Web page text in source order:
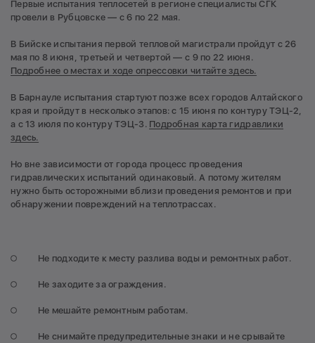
Первые испытания теплосетей в регионе специалисты СГК
провели в Рубцовске — с 6 по 22 мая.
В Бийске испытания первой тепловой магистрали пройдут с 26
мая по 8 июня, третьей и четвертой — с 9 по 22 июня.
Подробнее о местах и ходе опрессовки читайте здесь.
В Барнауле испытания стартуют позже всех городов Алтайского
края и пройдут в несколько этапов: с 15 июня по контуру ТЭЦ-2,
а с 13 июля по контуру ТЭЦ-3. Подробная карта гидравлики
здесь.
Но вне зависимости от города процесс проведения
гидравлических испытаний одинаковый. А потому жителям
нужно быть осторожными вблизи проведения ремонтов и при
обнаружении повреждений на теплотрассах.
Не подходите к месту разлива воды и ремонтных работ.
Не заходите за ограждения.
Не мешайте ремонтным работам.
Не снимайте предупредительные знаки и не срывайте